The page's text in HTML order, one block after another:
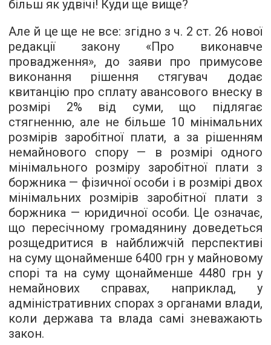
більш як удвічі! Куди ще вище?
Але й це ще не все: згідно з ч. 2 ст. 26 нової
редакції закону «Про виконавче
провадження», до заяви про примусове
виконання рішення стягувач додає
квитанцію про сплату авансового внеску в
розмірі 2% від суми, що підлягає
стягненню, але не більше 10 мінімальних
розмірів заробітної плати, а за рішенням
немайнового спору — в розмірі одного
мінімального розміру заробітної плати з
боржника — фізичної особи і в розмірі двох
мінімальних розмірів заробітної плати з
боржника — юридичної особи. Це означає,
що пересічному громадянину доведеться
розщедритися в найближчій перспективі
на суму щонайменше 6400 грн у майновому
спорі та на суму щонайменше 4480 грн у
немайнових справах, наприклад, у
адміністративних спорах з органами влади,
коли держава та влада самі зневажають
закон.